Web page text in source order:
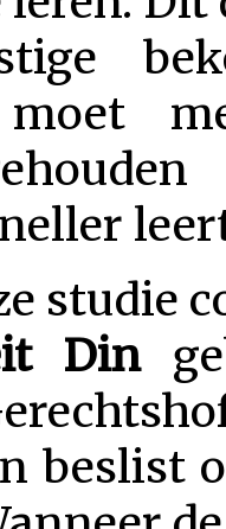
moet
studie
Din
beslist